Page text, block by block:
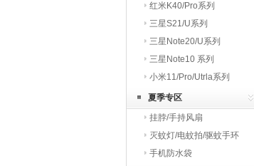
红米K40/Pro系列
三星S21/U系列
三星Note20/U系列
三星Note10 系列
小米11/Pro/Utrla系列
夏季专区
挂脖/手持风扇
灭蚊灯/电蚊拍/驱蚊手环
手机防水袋